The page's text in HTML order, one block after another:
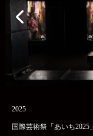
2025
国際芸術祭「あいち2025」